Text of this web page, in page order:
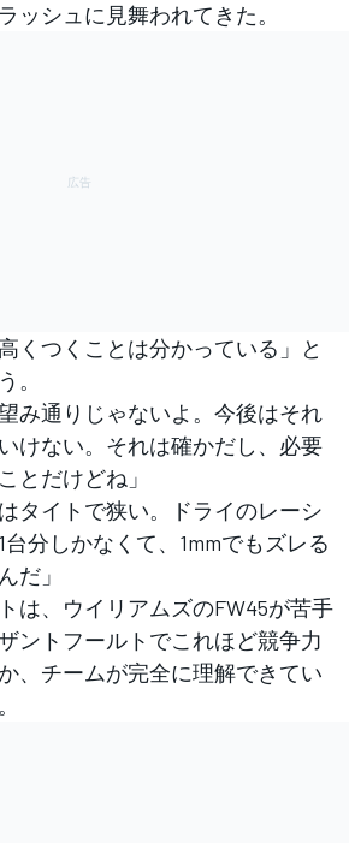
ッシュに見舞われてきた。
くつくことは分かっている」と
。
み通りじゃないよ。今後はそれ
けない。それは確かだし、必要
とだけどね」
タイトで狭い。ドライのレーシ
分しかなくて、1mmでもズレる
だ」
は、ウイリアムズのFW45が苦手
ントフールトでこれほど競争力
、チームが完全に理解できてい